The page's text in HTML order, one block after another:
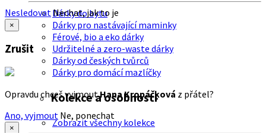
Dárky do bytu
Dárky pro nastávající maminky
Férové, bio a eko dárky
Udržitelné a zero-waste dárky
Dárky od českých tvůrců
Dárky pro domácí mazlíčky
Kolekce a osobnosti
Zobrazit všechny kolekce
Nesledovat Nechat, jak to je
×
Zrušit
Opravdu chceš vyjmoutHana Kropáčķová z přátel?
Ano, vyjmout Ne, ponechat
×